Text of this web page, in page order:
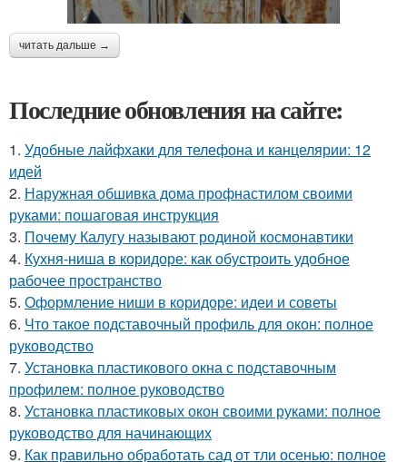
читать дальше →
Последние обновления на сайте:
1. Удобные лайфхаки для телефона и канцелярии: 12
идей
2. Наружная обшивка дома профнастилом своими
руками: пошаговая инструкция
3. Почему Калугу называют родиной космонавтики
4. Кухня-ниша в коридоре: как обустроить удобное
рабочее пространство
5. Оформление ниши в коридоре: идеи и советы
6. Что такое подставочный профиль для окон: полное
руководство
7. Установка пластикового окна с подставочным
профилем: полное руководство
8. Установка пластиковых окон своими руками: полное
руководство для начинающих
9. Как правильно обработать сад от тли осенью: полное